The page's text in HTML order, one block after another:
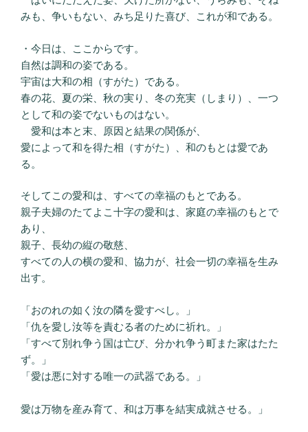
みも、争いもない、みち足りた喜び、これが和である。
・今日は、ここからです。
自然は調和の姿である。
宇宙は大和の相（すがた）である。
春の花、夏の栄、秋の実り、冬の充実（しまり）、一つ
として和の姿でないものはない。
愛和は本と末、原因と結果の関係が、
愛によって和を得た相（すがた）、和のもとは愛であ
る。
そしてこの愛和は、すべての幸福のもとである。
親子夫婦のたてよこ十字の愛和は、家庭の幸福のもとで
あり、
親子、長幼の縦の敬慈、
すべての人の横の愛和、協力が、社会一切の幸福を生み
出す。
「おのれの如く汝の隣を愛すべし。」
「仇を愛し汝等を責むる者のために祈れ。」
「すべて別れ争う国は亡び、分かれ争う町また家はたた
ず。」
「愛は悪に対する唯一の武器である。」
愛は万物を産み育て、和は万事を結実成就させる。」